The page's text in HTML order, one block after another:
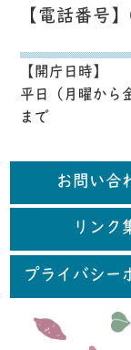
【電話番
【開庁日時】
平日（月曜から
まで
お問い合
リンク
プライバシー